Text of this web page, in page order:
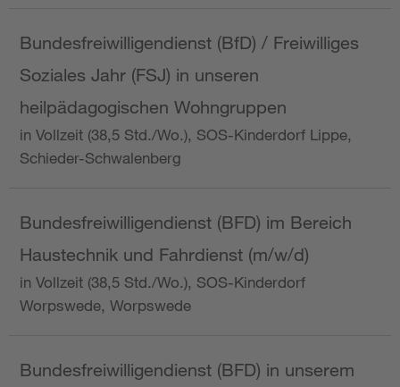
Bundesfreiwilligendienst (BfD) / Freiwilliges
Soziales Jahr (FSJ) in unseren
heilpädagogischen Wohngruppen
in Vollzeit (38,5 Std./Wo.), SOS-Kinderdorf Lippe,
Schieder-Schwalenberg
Bundesfreiwilligendienst (BFD) im Bereich
Haustechnik und Fahrdienst (m/w/d)
in Vollzeit (38,5 Std./Wo.), SOS-Kinderdorf
Worpswede, Worpswede
Bundesfreiwilligendienst (BFD) in unserem